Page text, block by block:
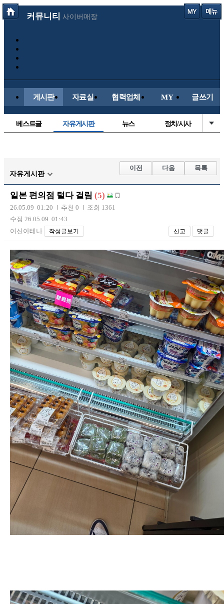
커뮤니티 사이버매장
게시판 자료실 협력업체 MY 글쓰기
베스트글 자유게시판 뉴스 정치/시사
해외축구
국내축구
자유게시판
이전 다음 목록
일본 편의점 털다 걸림 (5)
26.05.09 01:20 추천 0
조회 1361
수정 26.05.09 01:43
여신아테나
작성글보기 신고 댓글